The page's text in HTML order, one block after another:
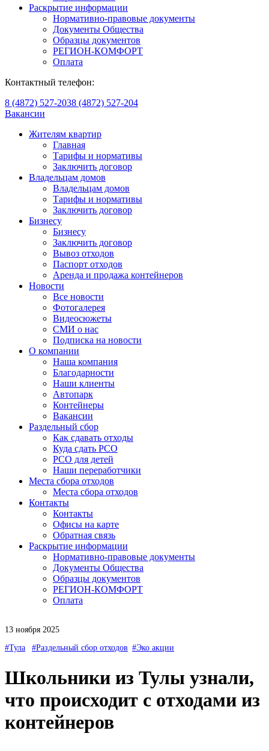
Раскрытие информации
Нормативно-правовые документы
Документы Общества
Образцы документов
РЕГИОН-КОМФОРТ
Оплата
Контактный телефон:
8 (4872) 527-2038 (4872) 527-204
Вакансии
Жителям квартир
Главная
Тарифы и нормативы
Заключить договор
Владельцам домов
Владельцам домов
Тарифы и нормативы
Заключить договор
Бизнесу
Бизнесу
Заключить договор
Вывоз отходов
Паспорт отходов
Аренда и продажа контейнеров
Новости
Все новости
Фотогалерея
Видеосюжеты
СМИ о нас
Подписка на новости
О компании
Наша компания
Благодарности
Наши клиенты
Автопарк
Контейнеры
Вакансии
Раздельный сбор
Как сдавать отходы
Куда сдать РСО
РСО для детей
Наши переработчики
Места сбора отходов
Места сбора отходов
Контакты
Контакты
Офисы на карте
Обратная связь
Раскрытие информации
Нормативно-правовые документы
Документы Общества
Образцы документов
РЕГИОН-КОМФОРТ
Оплата
13 ноября 2025
#Тула
#Раздельный сбор отходов #Эко акции
Школьники из Тулы узнали,
что происходит с отходами из
контейнеров